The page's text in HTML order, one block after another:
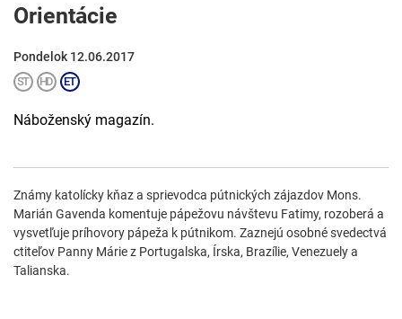
Orientácie
Pondelok 12.06.2017
Náboženský magazín.
Známy katolícky kňaz a sprievodca pútnických zájazdov Mons.
Marián Gavenda komentuje pápežovu návštevu Fatimy, rozoberá a
vysvetľuje príhovory pápeža k pútnikom. Zaznejú osobné svedectvá
ctiteľov Panny Márie z Portugalska, Írska, Brazílie, Venezuely a
Talianska.